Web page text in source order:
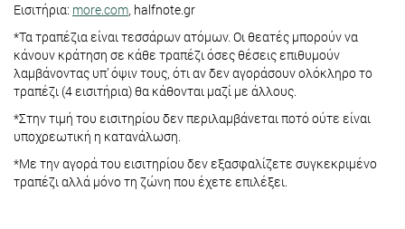
Εισιτήρια: more.com, halfnote.gr
*Τα τραπέζια είναι τεσσάρων ατόμων. Οι θεατές μπορούν να
κάνουν κράτηση σε κάθε τραπέζι όσες θέσεις επιθυμούν
λαμβάνοντας υπ’ όψιν τους, ότι αν δεν αγοράσουν ολόκληρο το
τραπέζι (4 εισιτήρια) θα κάθονται μαζί με άλλους.
*Στην τιμή του εισιτηρίου δεν περιλαμβάνεται ποτό ούτε είναι
υποχρεωτική η κατανάλωση.
*Με την αγορά του εισιτηρίου δεν εξασφαλίζετε συγκεκριμένο
τραπέζι αλλά μόνο τη ζώνη που έχετε επιλέξει.